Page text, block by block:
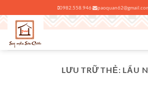
qua
nội
dung
0982.558.946
LƯU TRỮ THẺ: LẨU